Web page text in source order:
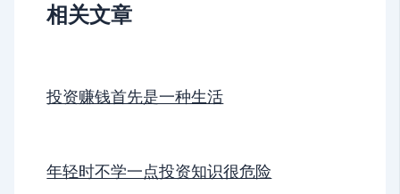
相关文章
投资赚钱首先是一种生活
年轻时不学一点投资知识很危险